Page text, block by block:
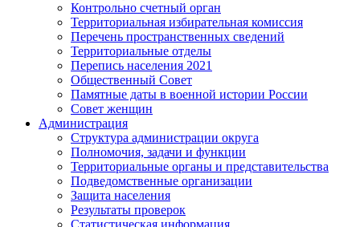
Контрольно счетный орган
Территориальная избирательная комиссия
Перечень пространственных сведений
Территориальные отделы
Перепись населения 2021
Общественный Совет
Памятные даты в военной истории России
Совет женщин
Администрация
Структура администрации округа
Полномочия, задачи и функции
Территориальные органы и представительства
Подведомственные организации
Защита населения
Результаты проверок